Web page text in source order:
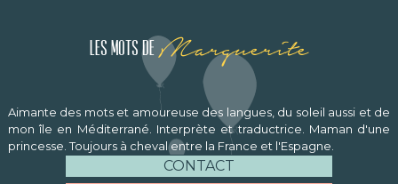
Les mots de Marguerite
Aimante des mots et amoureuse des langues, du soleil aussi et de
mon île en Méditerrané. Interprète et traductrice. Maman d'une
princesse. Toujours à cheval entre la France et l'Espagne.
CONTACT